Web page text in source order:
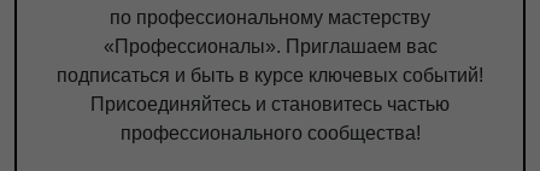
по профессиональному мастерству
«Профессионалы». Приглашаем вас
подписаться и быть в курсе ключевых событий!
Присоединяйтесь и становитесь частью
профессионального сообщества!